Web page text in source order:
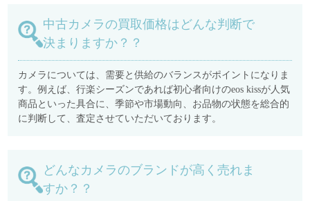
中古カメラの買取価格はどんな判断で
決まりますか？？
カメラについては、需要と供給のバランスがポイントになりま
す。例えば、行楽シーズンであれば初心者向けのeos kissが人気
商品といった具合に、季節や市場動向、お品物の状態を総合的
に判断して、査定させていただいております。
どんなカメラのブランドが高く売れま
すか？？